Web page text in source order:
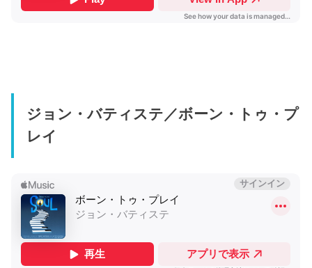
ジョン・バティステ／ボーン・トゥ・プ
レイ